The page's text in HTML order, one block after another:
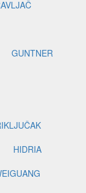
GUNTNER
HIDRIA